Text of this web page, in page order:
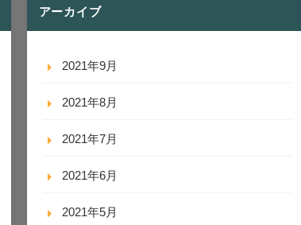
アーカイブ
2021年9月
2021年8月
2021年7月
2021年6月
2021年5月